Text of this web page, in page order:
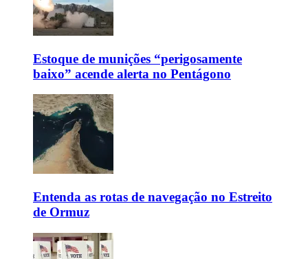
Estoque de munições “perigosamente
baixo” acende alerta no Pentágono
Entenda as rotas de navegação no Estreito
de Ormuz